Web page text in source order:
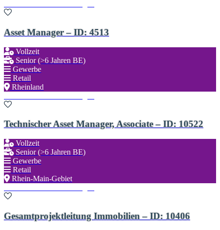
Asset Manager – ID: 4513
Vollzeit
Senior (>6 Jahren BE)
Gewerbe
Retail
Rheinland
Technischer Asset Manager, Associate – ID: 10522
Vollzeit
Senior (>6 Jahren BE)
Gewerbe
Retail
Rhein-Main-Gebiet
Gesamtprojektleitung Immobilien – ID: 10406